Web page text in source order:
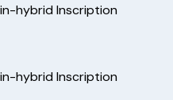
hybrid Inscription
hybrid Inscription